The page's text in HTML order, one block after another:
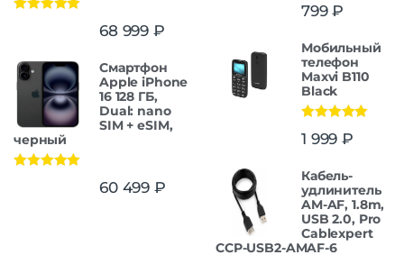
68 999 ₽
Смартфон
Apple iPhone
16 128 ГБ,
Dual: nano
SIM + eSIM,
черный
60 499 ₽
799₽
Мобильный
телефон
Maxvi B110
Black
из 5
1 999 ₽
Кабель-
удлинитель
AM-AF, 1.8m,
USB 2.0, Pro
Cablexpert
CCP-USB2-AMAF-6